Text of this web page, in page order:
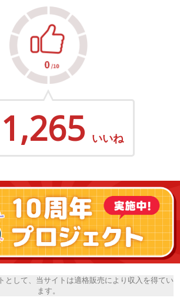
1,265 いいね
として、当サイトは適格販売により収入を得てい
ます。